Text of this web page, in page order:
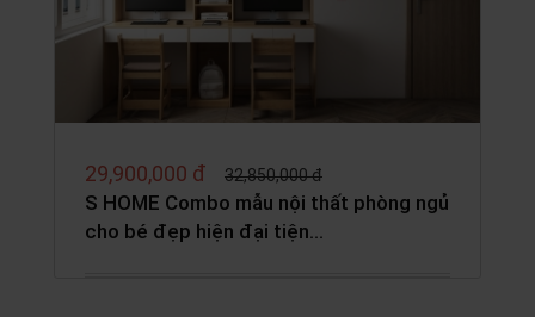
29,900,000 đ 32,850,000 đ
S HOME Combo mẫu nội thất phòng ngủ
cho bé đẹp hiện đại tiện…